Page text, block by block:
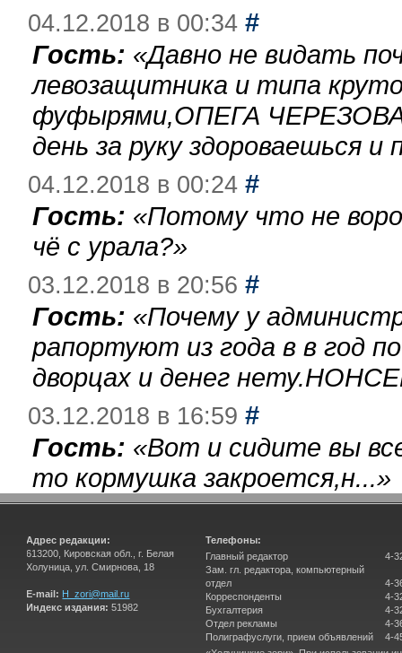
04.12.2018 в 00:34 #
Гость: «Давно не видать
левозащитника и типа
фуфырями,ОПЕГА
день за руку здороваешься
04.12.2018 в 00:24 #
Гость: «Потому что не
чё с урала?»
03.12.2018 в 20:56 #
Гость: «Почему у
рапортуют из года в в год
дворцах и денег
03.12.2018 в 16:59 #
Гость: «Вот и сидите вы
то кормушка закроется,н...»
Адрес редакции:
613200, Кировская обл., г. Белая
Холуница, ул. Смирнова, 18
E-mail: H_zori@mail.ru
Индекс издания: 51982
Телефоны:
Главный редактор
Зам. гл. редактора, компьютерный
отдел
Корреспонденты
Бухгалтерия
Отдел рекламы
Полиграфуслуги, прием объявлений
4-
4-
4-
4-
4-
4-